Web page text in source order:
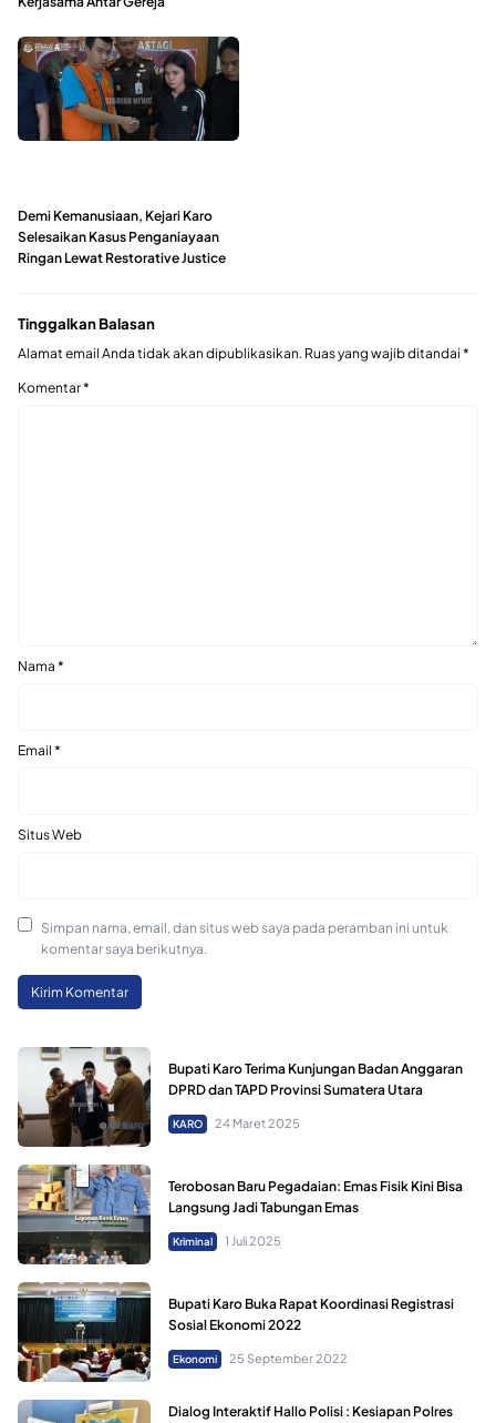
Demi Kemanusiaan, Kejari Karo
Selesaikan Kasus Penganiayaan
Ringan Lewat Restorative Justice
Tinggalkan Balasan
Alamat email Anda tidak akan dipublikasikan. Ruas yang wajib ditandai *
Komentar*
Nama *
Email *
Situs Web
Simpan nama, email, dan situs web saya pada peramban ini untuk
komentar saya berikutnya.
Bupati Karo Terima Kunjungan Badan Anggaran
DPRD dan TAPD Provinsi Sumatera Utara
KARO 24 Maret 2025
Terobosan Baru Pegadaian: Emas Fisik Kini Bisa
Langsung Jadi Tabungan Emas
Kriminal 1 Juli 2025
Bupati Karo Buka Rapat Koordinasi Registrasi
Sosial Ekonomi 2022
Ekonomi 25 September 2022
Dialog Interaktif Hallo Polisi : Kesiapan Polres